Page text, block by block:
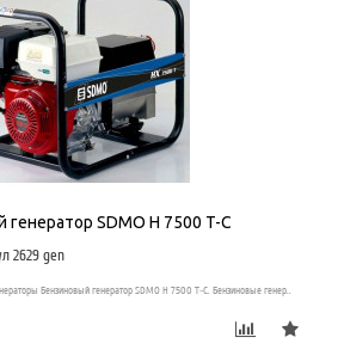
генератор SDMO H 7500 T-C
2629 gen
Бензиновый генератор SDMO H 7500 T-C. Бензиновые генер..